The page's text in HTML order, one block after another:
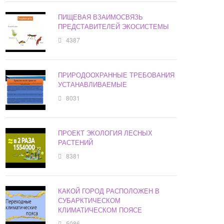
ПИЩЕВАЯ ВЗАИМОСВЯЗЬ
ПРЕДСТАВИТЕЛЕЙ ЭКОСИСТЕМЫ
4387
ПРИРОДООХРАННЫЕ ТРЕБОВАНИЯ
УСТАНАВЛИВАЕМЫЕ
8031
ПРОЕКТ ЭКОЛОГИЯ ЛЕСНЫХ
РАСТЕНИЙ
8381
КАКОЙ ГОРОД РАСПОЛОЖЕН В
СУБАРКТИЧЕСКОМ
КЛИМАТИЧЕСКОМ ПОЯСЕ